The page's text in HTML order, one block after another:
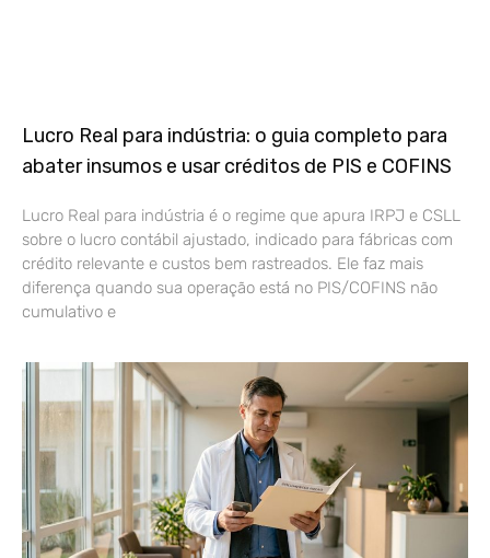
Lucro Real para indústria: o guia completo para
abater insumos e usar créditos de PIS e COFINS
Lucro Real para indústria é o regime que apura IRPJ e CSLL
sobre o lucro contábil ajustado, indicado para fábricas com
crédito relevante e custos bem rastreados. Ele faz mais
diferença quando sua operação está no PIS/COFINS não
cumulativo e